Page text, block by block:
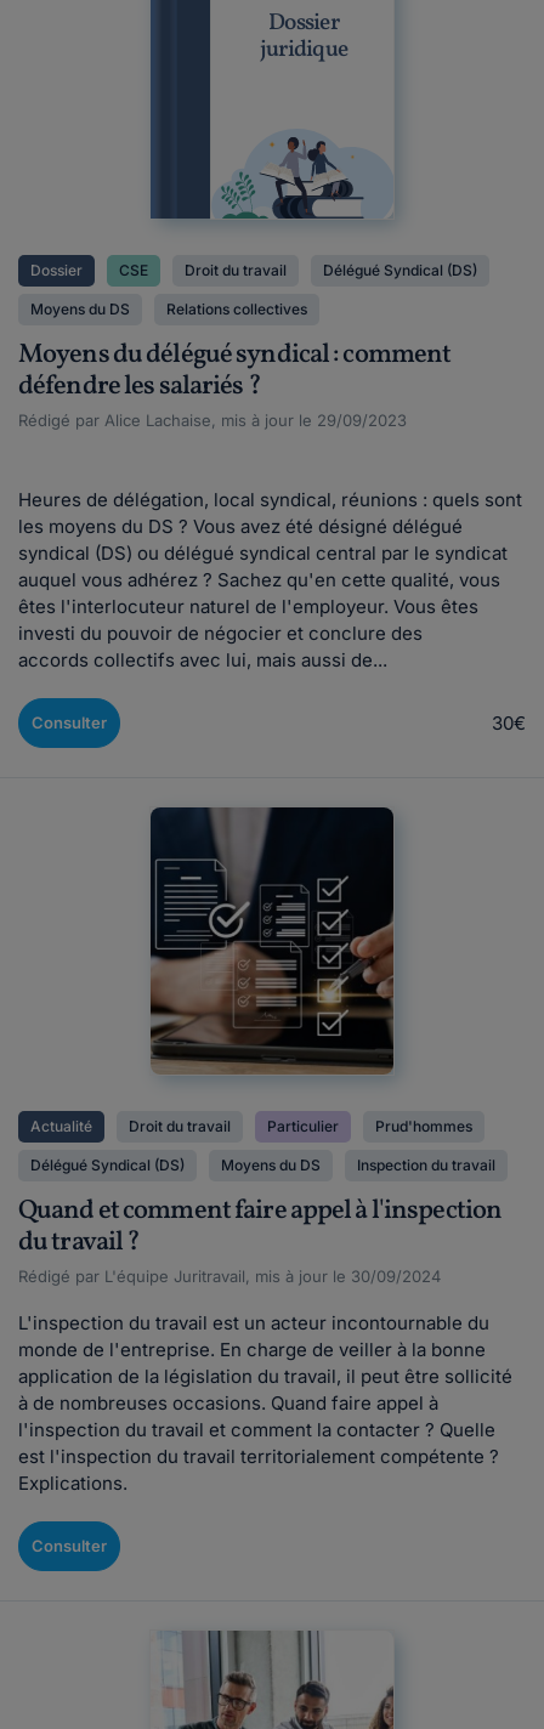
Dossier
juridique
Dossier CSE Droit du travail Délégué Syndical (DS)
Moyens du DS Relations collectives
Moyens du délégué syndical : comment
défendre les salariés ?
Rédigé par Alice Lachaise, mis à jour le 29/09/2023
Heures de délégation, local syndical, réunions : quels sont
les moyens du DS ? Vous avez été désigné délégué
syndical (DS) ou délégué syndical central par le syndicat
auquel vous adhérez ? Sachez qu'en cette qualité, vous
êtes l'interlocuteur naturel de l'employeur. Vous êtes
investi du pouvoir de négocier et conclure des
accords collectifs avec lui, mais aussi de...
Consulter 30€
Actualité Droit du travail Particulier Prud'hommes
Délégué Syndical (DS) Moyens du DS Inspection du travail
Quand et comment faire appel à l'inspection
du travail ?
Rédigé par L'équipe Juritravail, mis à jour le 30/09/2024
L'inspection du travail est un acteur incontournable du
monde de l'entreprise. En charge de veiller à la bonne
application de la législation du travail, il peut être sollicité
à de nombreuses occasions. Quand faire appel à
l'inspection du travail et comment la contacter ? Quelle
est l'inspection du travail territorialement compétente ?
Explications.
Consulter